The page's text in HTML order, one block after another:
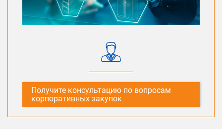
Получите консультацию по вопросам
корпоративных закупок